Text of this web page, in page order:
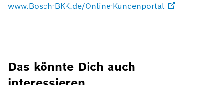
www.Bosch-BKK.de/Online-Kundenportal
Das könnte Dich auch